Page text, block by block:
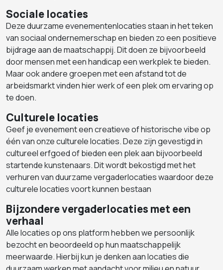
Sociale locaties
Deze duurzame evenementenlocaties staan in het teken
van sociaal ondernemerschap en bieden zo een positieve
bijdrage aan de maatschappij. Dit doen ze bijvoorbeeld
door mensen met een handicap een werkplek te bieden.
Maar ook andere groepen met een afstand tot de
arbeidsmarkt vinden hier werk of een plek om ervaring op
te doen.
Culturele locaties
Geef je evenement een creatieve of historische vibe op
één van onze culturele locaties. Deze zijn gevestigd in
cultureel erfgoed of bieden een plek aan bijvoorbeeld
startende kunstenaars. Dit wordt bekostigd met het
verhuren van duurzame vergaderlocaties waardoor deze
culturele locaties voort kunnen bestaan
Bijzondere vergaderlocaties met een
verhaal
Alle locaties op ons platform hebben we persoonlijk
bezocht en beoordeeld op hun maatschappelijk
meerwaarde. Hierbij kun je denken aan locaties die